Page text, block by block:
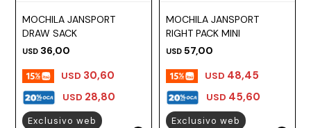
MOCHILA JANSPORT
DRAW SACK
USD 36,00
USD 28,80
USD 30,60
Exclusivo web
MOCHILA JANSPORT
RIGHT PACK MINI
USD 57,00
USD 45,60
USD 48,45
Exclusivo web